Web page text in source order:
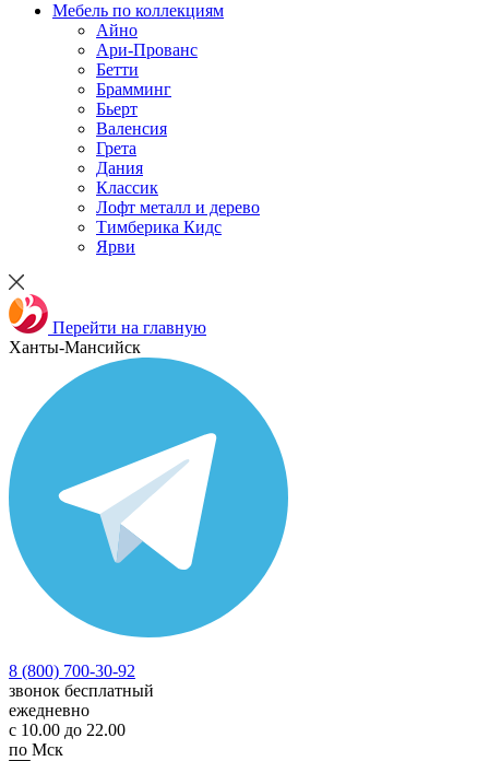
Мебель по коллекциям
Айно
Ари-Прованс
Бетти
Брамминг
Бьерт
Валенсия
Грета
Дания
Классик
Лофт металл и дерево
Тимберика Кидс
Ярви
Перейти на главную
Ханты-Мансийск
8 (800) 700-30-92
звонок бесплатный
ежедневно
с 10.00 до 22.00
по Мск